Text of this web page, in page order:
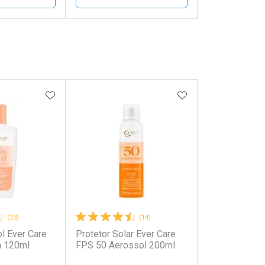
Ativar Desconto
(23)
Ever Care
120ml
ADICIONAR AOS FAVORITOS
(14)
Protetor Solar Ever Care
FPS 50 Aerossol 200ml
ADICIONAR AOS